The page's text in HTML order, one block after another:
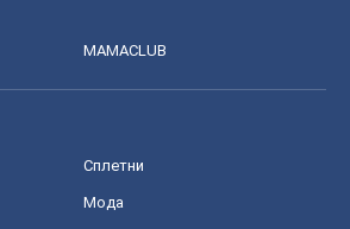
MAMACLUB
Сплетни
Мода